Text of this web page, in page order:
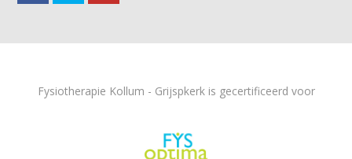
Fysiotherapie Kollum - Grijspkerk is gecertificeerd voor